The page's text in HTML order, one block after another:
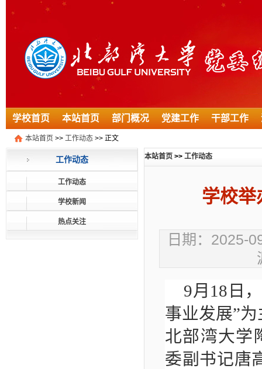
学校首页 本站首页 部门概况 党建工作 干部工作
本站首页 >> 工作动态 >> 正文
工作动态
工作动态
学校新闻
热点关注
本站首页 >> 工作动态
学校举
日期：2025-
9月18日
事业发展”
北部湾大学
委副书记唐